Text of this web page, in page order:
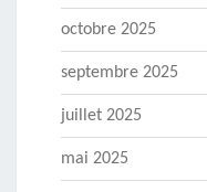
octobre 2025
septembre 2025
juillet 2025
mai 2025